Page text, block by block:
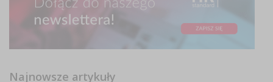
Najnowsze artykuły